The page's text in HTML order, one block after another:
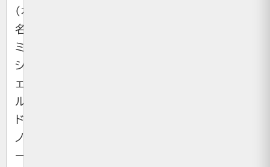
（本
名：
ミ
シ
ェ
ル・
ド・
ノ
ー